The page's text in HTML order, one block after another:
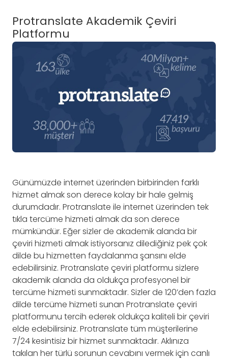
Protranslate Akademik Çeviri
Platformu
Günümüzde internet üzerinden birbirinden farklı
hizmet almak son derece kolay bir hale gelmiş
durumdadır. Protranslate ile internet üzerinden tek
tıkla tercüme hizmeti almak da son derece
mümkündür. Eğer sizler de akademik alanda bir
çeviri hizmeti almak istiyorsanız dilediğiniz pek çok
dilde bu hizmetten faydalanma şansını elde
edebilirsiniz. Protranslate çeviri platformu sizlere
akademik alanda da oldukça profesyonel bir
tercüme hizmeti sunmaktadır. Sizler de 120’den fazla
dilde tercüme hizmeti sunan Protranslate çeviri
platformunu tercih ederek oldukça kaliteli bir çeviri
elde edebilirsiniz. Protranslate tüm müşterilerine
7/24 kesintisiz bir hizmet sunmaktadır. Aklınıza
takılan her türlü sorunun cevabını vermek için canlı